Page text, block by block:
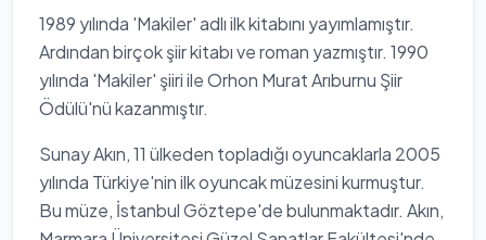
1989 yılında 'Makiler' adlı ilk kitabını yayımlamıştır.
Ardından birçok şiir kitabı ve roman yazmıştır. 1990
yılında 'Makiler' şiiri ile Orhon Murat Arıburnu Şiir
Ödülü'nü kazanmıştır.
Sunay Akın, 11 ülkeden topladığı oyuncaklarla 2005
yılında Türkiye'nin ilk oyuncak müzesini kurmuştur.
Bu müze, İstanbul Göztepe'de bulunmaktadır. Akın,